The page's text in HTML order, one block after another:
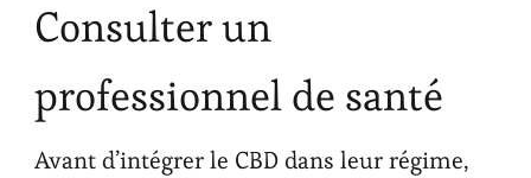
Consulter un
professionnel de santé
Avant d’intégrer le CBD dans leur régime,